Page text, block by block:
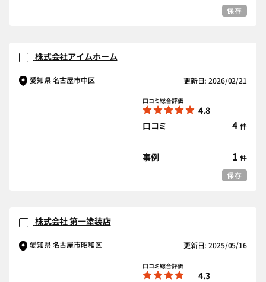
保存
株式会社アイムホーム
愛知県 名古屋市中区 更新日: 2026/02/21
口コミ総合評価
4.8
口コミ
4 件
事例 1 件
保存
株式会社 第一塗装店
愛知県 名古屋市昭和区 更新日: 2025/05/16
口コミ総合評価
4.3